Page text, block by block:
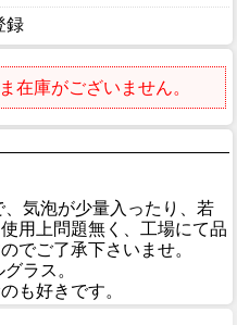
録
在庫がございません。
気泡が少量入ったり、若
用上問題無く、工場にて品
でご了承下さいませ。
ラス。
も好きです。